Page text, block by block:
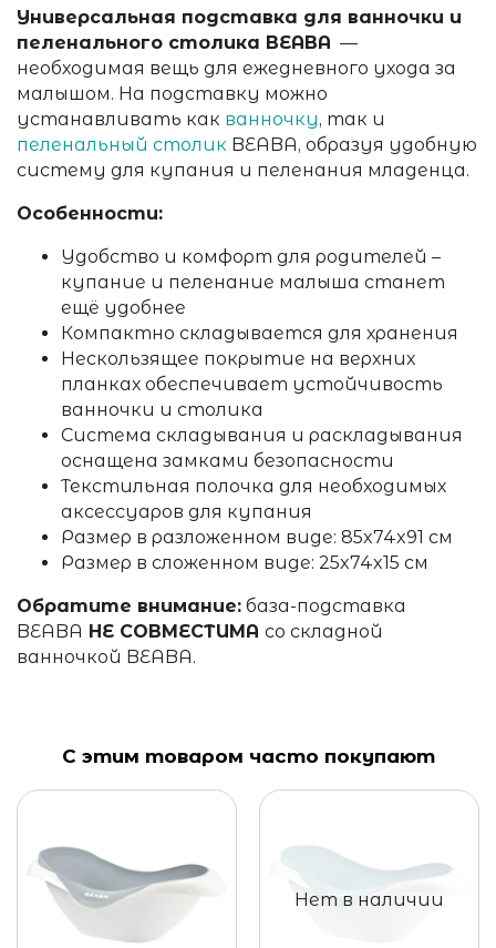
Универсальная подставка для ванночки и
пеленального столика BEABA —
необходимая вещь для ежедневного ухода за
малышом. На подставку можно
устанавливать как ванночку, так и
пеленальный столик BEABA, образуя удобную
систему для купания и пеленания младенца.
Особенности:
Удобство и комфорт для родителей –
купание и пеленание малыша станет
ещё удобнее
Компактно складывается для хранения
Нескользящее покрытие на верхних
планках обеспечивает устойчивость
ванночки и столика
Система складывания и раскладывания
оснащена замками безопасности
Текстильная полочка для необходимых
аксессуаров для купания
Размер в разложенном виде: 85x74x91 см
Размер в сложенном виде: 25x74x15 см
Обратите внимание: база-подставка
BEABA НЕ СОВМЕСТИМА со складной
ванночкой BEABA.
С этим товаром часто покупают
Нет в наличии